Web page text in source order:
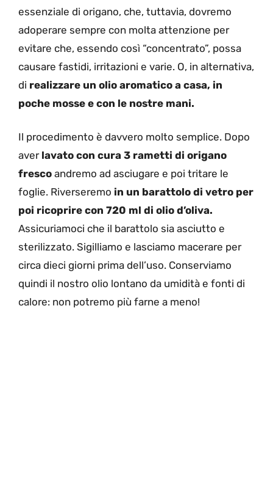
essenziale di origano, che, tuttavia, dovremo
adoperare sempre con molta attenzione per
evitare che, essendo così “concentrato”, possa
causare fastidi, irritazioni e varie. O, in alternativa,
di realizzare un olio aromatico a casa, in
poche mosse e con le nostre mani.
Il procedimento è davvero molto semplice. Dopo
averlavato con cura 3 rametti di origano
fresco andremo ad asciugare e poi tritare le
foglie. Riverseremo in un barattolo di vetro per
poi ricoprire con 720 ml di olio d’oliva.
Assicuriamoci che il barattolo sia asciutto e
sterilizzato. Sigilliamo e lasciamo macerare per
circa dieci giorni prima dell’uso. Conserviamo
quindi il nostro olio lontano da umidità e fonti di
calore: non potremo più farne a meno!